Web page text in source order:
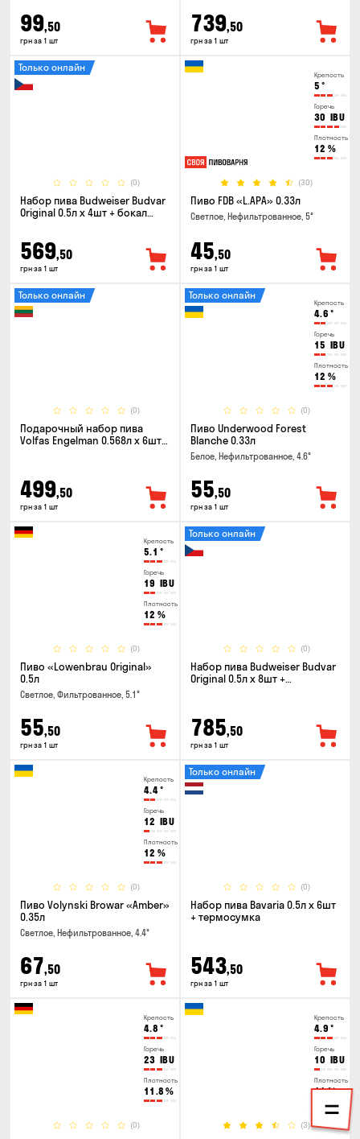
99,50
грн за 1 шт
739,50
грн за 1 шт
(0)
Только онлайн
Набор пива Budweiser Budvar
Original 0.5л х 4шт + бокал
569,50
грн за 1 шт
Крепость
5 °
Горечь
30 IBU
Плотность
12 %
(30)
Пиво FDB «L.APA» 0.33л
Светлое, Нефильтрованное, 5°
45,50
грн за 1 шт
(0)
Только онлайн
Подарочный набор пива
Volfas Engelman 0.568л x 6шт +
499,50
грн за 1 шт
Крепость
4.6 °
Горечь
15 IBU
Плотность
12 %
(0)
Только онлайн
Пиво Underwood Forest
Blanche 0.33л
Белое, Нефильтрованное, 4.6°
55,50
грн за 1 шт
Крепость
5.1 °
Горечь
19 IBU
Плотность
12 %
(0)
Пиво «Lowenbrau Original»
0.5л
Светлое, Фильтрованное, 5.1°
55,50
грн за 1 шт
(0)
Только онлайн
Набор пива Budweiser Budvar
Original 0.5л x 8шт +
785,50
грн за 1 шт
Крепость
4.4°
Горечь
12 IBU
Плотность
12 %
(0)
Пиво Volynski Browar «Amber»
0.35л
Светлое, Нефильтрованное, 4.4°
67,50
грн за 1 шт
(0)
Только онлайн
Набор пива Bavaria 0.5л х 6шт
+ термосумка
543,50
грн за 1 шт
Крепость
4.8 °
Горечь
23 IBU
Плотность
11.8 %
(0)
Крепость
4.9 °
Горечь
10 IBU
Плотность
11%
(3)